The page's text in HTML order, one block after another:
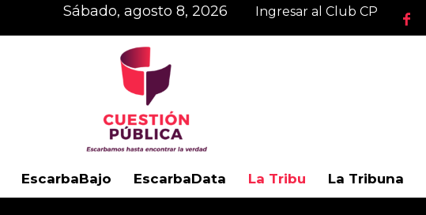
sábado, agosto 8, 2026 Ingresar al Club CP
EscarbaBajo EscarbaData La Tribu La Tribuna